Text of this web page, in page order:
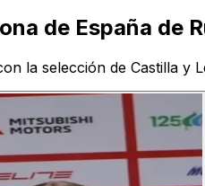
de España de
la selección de Castilla y